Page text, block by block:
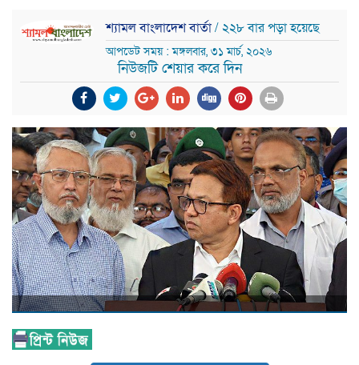
শ্যামল বাংলাদেশ বার্তা/ ২২৮ বার পড়া হয়েছে
আপডেট সময় : মঙ্গলবার, ৩১ মার্চ, ২০২৬
নিউজটি শেয়ার করে দিন